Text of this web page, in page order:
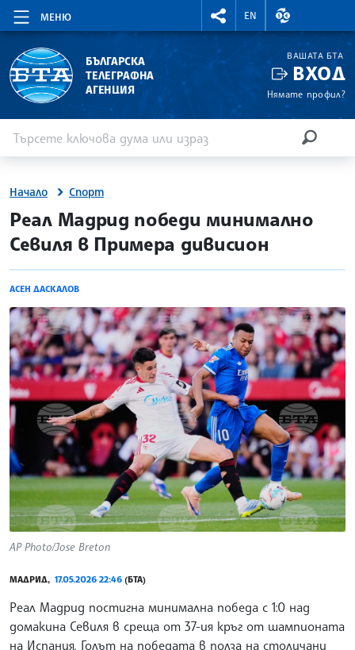
МЕНЮ
RIGHTMENU.SOCIAL
EN
ВАЛУТНИ
БЪЛГАРСКА
ТЕЛЕГРАФНА
АГЕНЦИЯ
ВАШАТА БТА
ВХОД
Нямате профил?
Начало Спорт
site.bta
Реал Мадрид победи минимално
Севиля в Примера дивисион
АСЕН ДАСКАЛОВ
AP Photo/Jose Breton
МАДРИД, 17.05.2026 22:46 (БТА)
Реал Мадрид постигна минимална победа с 1:0 над
домакина Севиля в среща от 37-ия кръг от шампионата
на Испания. Голът на победата в полза на столичани